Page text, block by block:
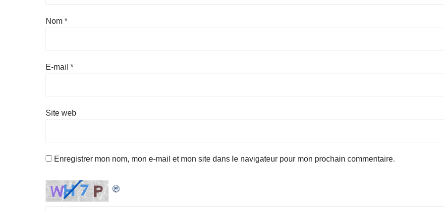
Nom *
E-mail *
Site web
Enregistrer mon nom, mon e-mail et mon site dans le navigateur pour mon prochain commentaire.